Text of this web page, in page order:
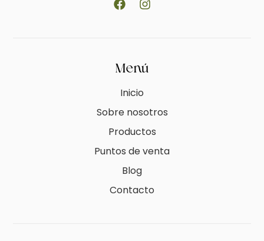
Menú
Inicio
Sobre nosotros
Productos
Puntos de venta
Blog
Contacto